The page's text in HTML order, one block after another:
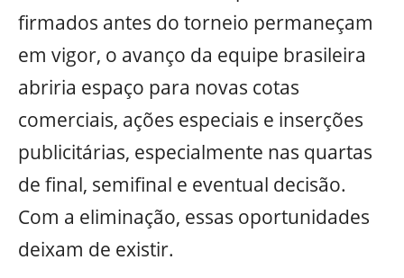
firmados antes do torneio permaneçam
em vigor, o avanço da equipe brasileira
abriria espaço para novas cotas
comerciais, ações especiais e inserções
publicitárias, especialmente nas quartas
de final, semifinal e eventual decisão.
Com a eliminação, essas oportunidades
deixam de existir.